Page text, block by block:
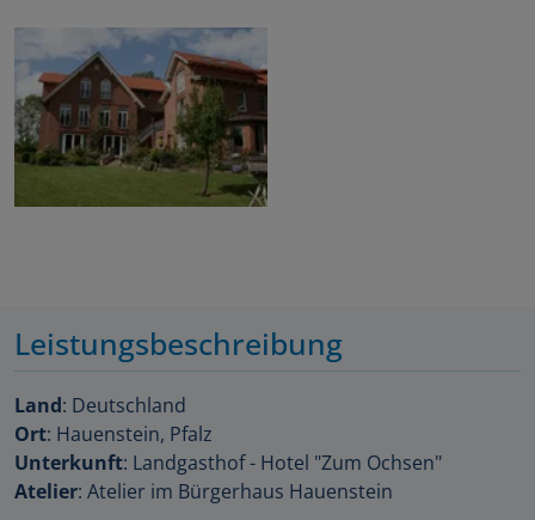
Leistungsbeschreibung
Land: Deutschland
Ort: Hauenstein, Pfalz
Unterkunft: Landgasthof - Hotel "Zum Ochsen"
Atelier: Atelier im Bürgerhaus Hauenstein